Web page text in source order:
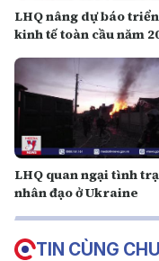
LHQ nâng dự báo
kinh tế toàn cầu năm
LHQ quan ngại tình
nhân đạo ở Ukraine
TIN CÙNG